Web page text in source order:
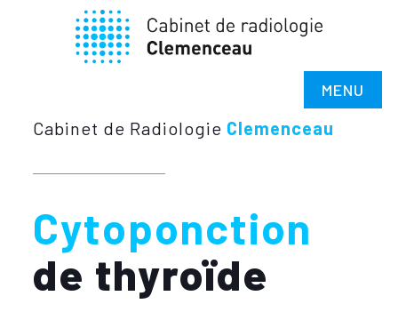
MENU
Cabinet de Radiologie Clemenceau
Cytoponction
de thyroïde